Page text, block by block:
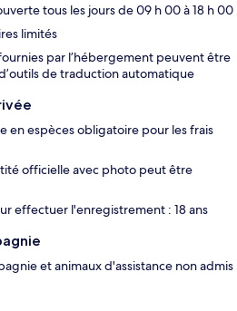
tous les jours de 09 h 00 à 18 h 00
limités
par l’hébergement peuvent être
de traduction automatique
en espèces obligatoire pour les frais
officielle avec photo peut être
effectuer l'enregistrement : 18 ans
et animaux d'assistance non admis